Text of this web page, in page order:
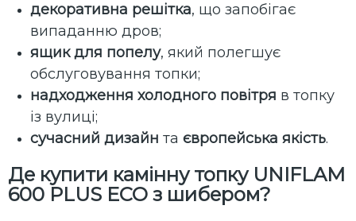
декоративна решітка, що запобігає
випаданню дров;
ящик для попелу, який полегшує
обслуговування топки;
надходження холодного повітря в топку
із вулиці;
сучасний дизайн та європейська якість.
Де купити камінну топку UNIFLAM
600 PLUS ECO з шибером?